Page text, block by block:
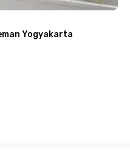
Yogyakarta